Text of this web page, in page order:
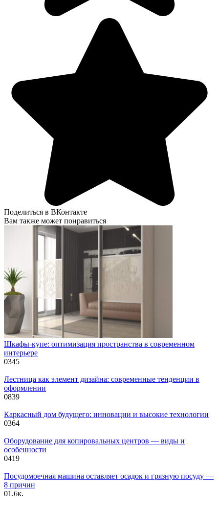
Поделиться в ВКонтакте
Вам также может понравиться
Шкафы-купе: оптимизация пространства в современном
интерьере
0345
Лестница как элемент дизайна: современные тенденции в
оформлении
0839
Каркасный дом будущего: инновации и высокие технологии
0364
Оборудование для копировальных центров — виды и
особенности
0419
Посудомоечная машина оставляет осадок и грязную посуду —
8 причин
01.6к.